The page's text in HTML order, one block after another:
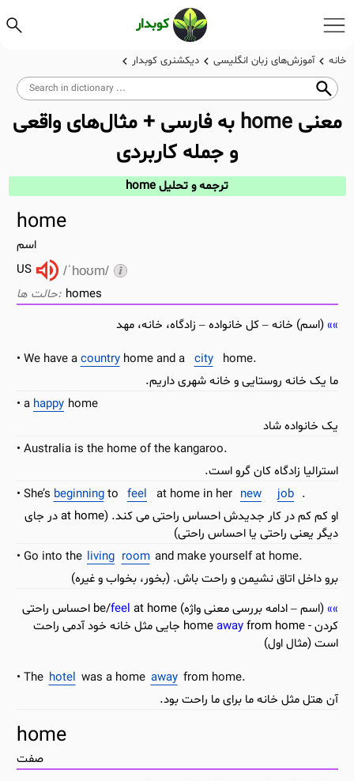
کوبدار
خانه آموزش‌های زبان انگلیسی دیکشنری کوبدار
معنیhome به فارسی + مثال‌های واقعی
و جمله کاربردی
ترجمه و تحلیل home
home
اسم
US
/ˈhoʊm/
homes
(اسم) خانه – کل خانواده – زادگاه، خانه، مهد
We have acountryhome and a city
home.
ما یک خانه روستایی و خانه شهری داریم.
a happy home
یک خانواده شاد
Australia is the home of the kangaroo.
استرالیا زادگاه کان گرو است.
She’s beginningto feel at home in her new job .
او کم کم در کار جدیدش احساس راحتی می کند. (at home در جای
دیگر یعنی راحتی یا احساس راحتی)
Go into the living room and make yourself at home.
برو داخل اتاق نشیمن و راحت باش. (بخور، بخواب و غیره)
(اسم – ادامه بررسی معنی واژه) be/
feel
at home احساس راحتی
کردن - home
away
from home جایی مثل خانه خود آدمی راحت
است (مثال اول)
The hotel was a home away from home.
آن هتل مثل خانه ما برای ما راحت بود.
home
صفت